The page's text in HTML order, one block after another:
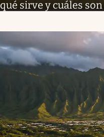
qué sirve y cuáles